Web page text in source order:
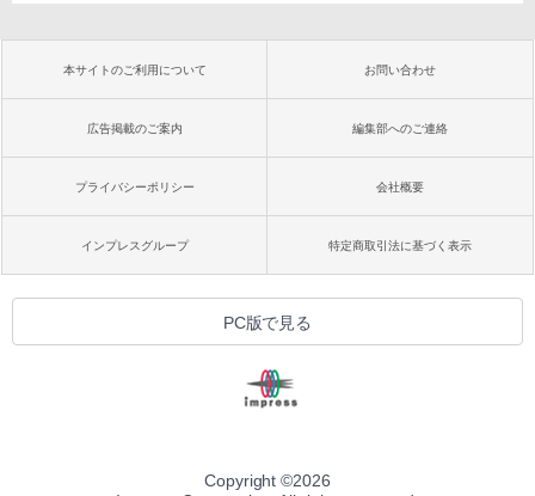
本サイトのご利用について お問い合わせ
広告掲載のご案内 編集部へのご連絡
プライバシーポリシー 会社概要
インプレスグループ 特定商取引法に基づく表示
PC版で見る
Copyright ©2026